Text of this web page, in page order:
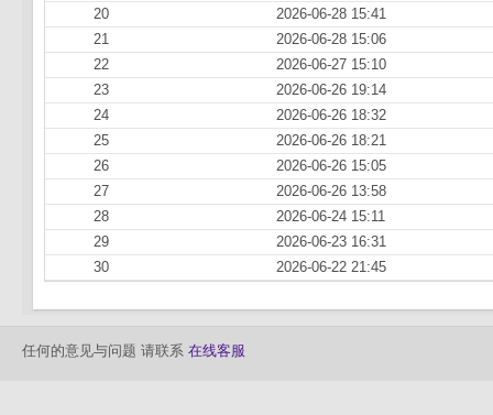
20
2026-06-28 15:41
21
2026-06-28 15:06
22
2026-06-27 15:10
23
2026-06-26 19:14
24
2026-06-26 18:32
25
2026-06-26 18:21
26
2026-06-26 15:05
27
2026-06-26 13:58
28
2026-06-24 15:11
29
2026-06-23 16:31
30
2026-06-22 21:45
任何的意见与问题 请联系 在线客服